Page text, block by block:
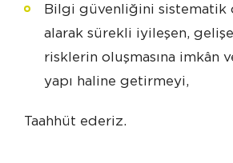
Bilgi güvenliğini sistematik
alarak sürekli iyileşen,
risklerin oluşmasına imkân
yapı haline getirmeyi,
Taahhüt ederiz.